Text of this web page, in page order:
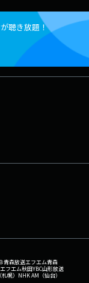
、"今"を知るための
クール・データ"を完
イト ▽23:00～
＞ ▽23:08頃～
んなの普通を受け
LOCKS!」 今
う生徒の 「普通にし
★Saucy Dog先生へ
▶︎コチラから! ◎番
◇TikTok
LOCKS! 】 生徒の
と”をスローガンと
っている人・青春に
く場所が「新しい学
Cat or Dog 】 毎日1
果を発表していきま
始まる22時まで！
ョンなら、どんな行
報！ 君の選択が、
：03-3221-
Xアカウントは
聴き放題！
青森放送エフエム青森
エフエム秋田YBC山形放送
幌） NHK AM（仙台）